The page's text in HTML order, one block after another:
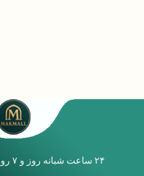
۲۴ ساعت شبانه روز و ۷ روز هفته همراه شماییم